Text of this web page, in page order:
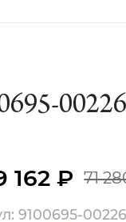
00226
162 ₽ 71
9100695-00226